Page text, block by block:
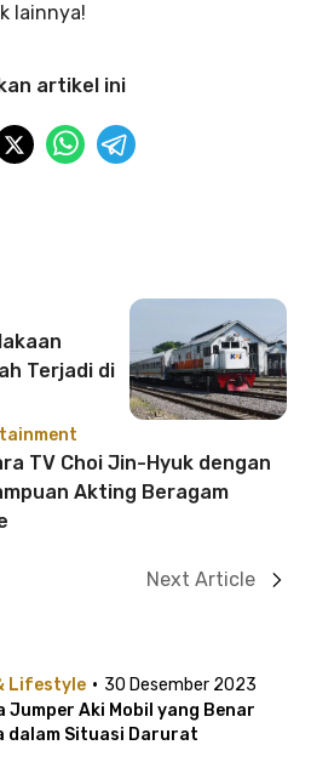
lainnya!
artikel ini
Terjadi di
TV Choi Jin-Hyuk dengan
Akting Beragam
Next Article
Lifestyle · 30 Desember 2023
Jumper Aki Mobil yang Benar
dalam Situasi Darurat